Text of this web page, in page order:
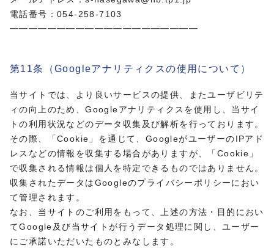
電話番号：054-258-7103
━━━━━━━━━━━━━━━━━━━━
第11条（Googleアナリティクスの使用について）
当サイトでは、より良いサービスの提供、またユーザビリテ
ィの向上のため、Googleアナリティクスを使用し、当サイ
トの利用状況などのデータ収集及び解析を行っております。
その際、「Cookie」を通じて、GoogleがユーザーのIPアド
レスなどの情報を収集する場合がありますが、「Cookie」
で収集される情報は個人を特定できるものではありません。
収集されたデータはGoogleのプライバシーポリシーにおい
て管理されます。
なお、当サイトのご利用をもって、上述の方法・目的におい
てGoogle及び当サイトが行うデータ処理に関し、ユーザー
にご承諾いただいたものとみなします。